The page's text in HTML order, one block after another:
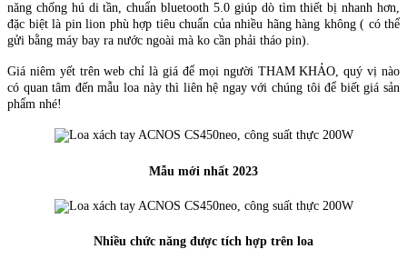
năng chống hú di tần, chuẩn bluetooth 5.0 giúp dò tìm thiết bị nhanh hơn,
đặc biệt là pin lion phù hợp tiêu chuẩn của nhiều hãng hàng không ( có thể
gửi bằng máy bay ra nước ngoài mà ko cần phải tháo pin).
Giá niêm yết trên web chỉ là giá để mọi người THAM KHẢO, quý vị nào
có quan tâm đến mẫu loa này thì liên hệ ngay với chúng tôi để biết giá sản
phẩm nhé!
Mẫu mới nhất 2023
Nhiều chức năng được tích hợp trên loa